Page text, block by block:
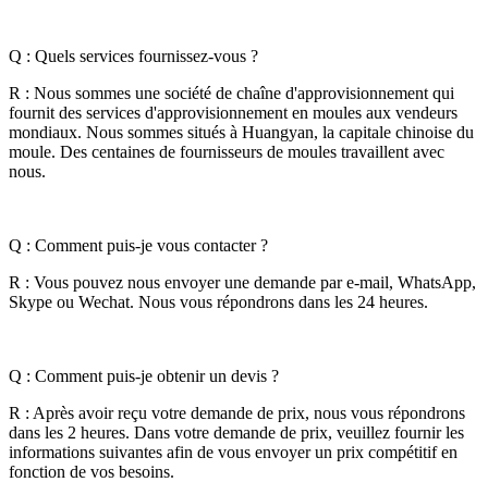
Q : Quels services fournissez-vous ?
R : Nous sommes une société de chaîne d'approvisionnement qui
fournit des services d'approvisionnement en moules aux vendeurs
mondiaux. Nous sommes situés à Huangyan, la capitale chinoise du
moule. Des centaines de fournisseurs de moules travaillent avec
nous.
Q : Comment puis-je vous contacter ?
R : Vous pouvez nous envoyer une demande par e-mail, WhatsApp,
Skype ou Wechat. Nous vous répondrons dans les 24 heures.
Q : Comment puis-je obtenir un devis ?
R : Après avoir reçu votre demande de prix, nous vous répondrons
dans les 2 heures. Dans votre demande de prix, veuillez fournir les
informations suivantes afin de vous envoyer un prix compétitif en
fonction de vos besoins.